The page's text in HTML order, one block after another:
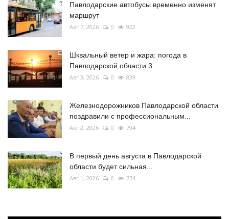
Павлодарские автобусы временно изменят
маршрут
Авг 7, 2026 0 922
Шквальный ветер и жара: погода в
Павлодарской области 3...
Авг 3, 2026 0 839
Железнодорожников Павлодарской области
поздравили с профессиональным...
Авг 2, 2026 0 794
В первый день августа в Павлодарской
области будет сильная...
Авг 1, 2026 0 774